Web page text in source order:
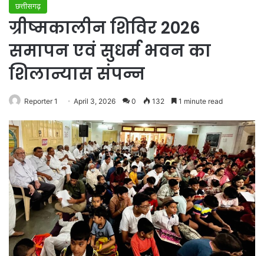
छत्तीसगढ़
ग्रीष्मकालीन शिविर 2026
समापन एवं सुधर्म भवन का
शिलान्यास संपन्न
Reporter 1 April 3, 2026 0 132 1 minute read